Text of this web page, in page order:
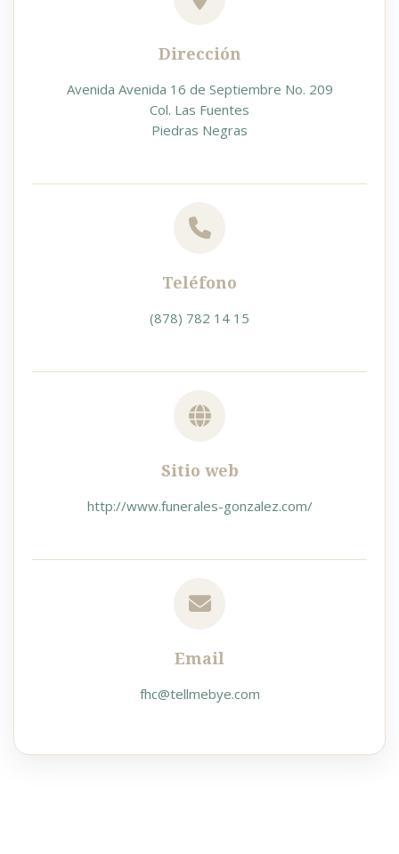
Dirección
Avenida Avenida 16 de Septiembre No. 209
Col. Las Fuentes
Piedras Negras
Teléfono
(878) 782 14 15
Sitio web
http://www.funerales-gonzalez.com/
Email
fhc@tellmebye.com